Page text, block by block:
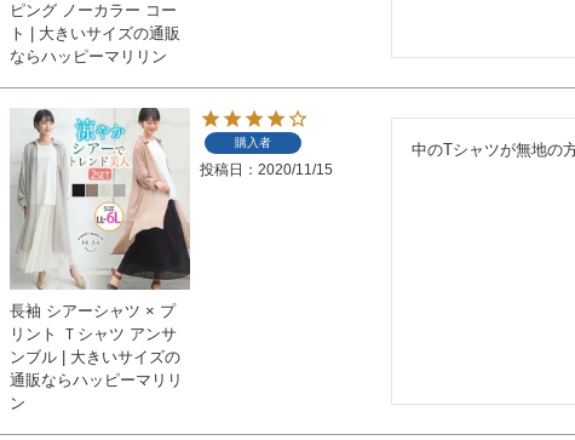
ピング ノーカラー コー
ト | 大きいサイズの通販
ならハッピーマリリン
長袖 シアーシャツ × プ
リント Ｔシャツ アンサ
ンブル | 大きいサイズの
通販ならハッピーマリリ
ン
購入者
投稿日 2020/11/15
中のTシャツが無地の